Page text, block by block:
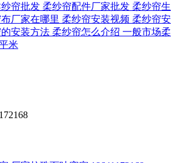
帘批发 柔纱帘配件厂家批发 柔纱帘生
厂家在哪里 柔纱帘安装视频 柔纱帘安
安装方法 柔纱帘怎么介绍 一般市场柔
米